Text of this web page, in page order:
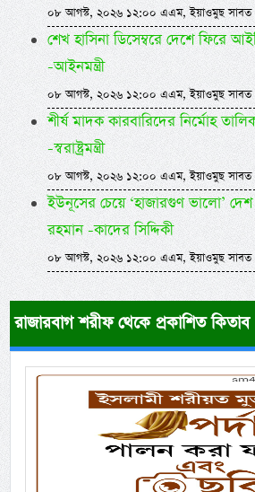
০৮ আগস্ট, ২০২৬ ১২:০০ এএম, ইয়াওমুছ সাবত
শেখ হাসিনা ডিসেম্বরে দেশে ফিরে
-আইনমন্ত্রী
০৮ আগস্ট, ২০২৬ ১২:০০ এএম, ইয়াওমুছ সাবত
শীর্ষ মাদক কারবারিদের নির্মোহ
-স্বরাষ্ট্রমন্ত্রী
০৮ আগস্ট, ২০২৬ ১২:০০ এএম, ইয়াওমুছ সাবত
ইউনূসের চেয়ে ‘হাজারগুণ ভালো’ দেশ
রহমান -কাদের সিদ্দিকী
০৮ আগস্ট, ২০২৬ ১২:০০ এএম, ইয়াওমুছ সাবত
রাজারবাগ শরীফ থেকে প্রকাশিত কিতাব